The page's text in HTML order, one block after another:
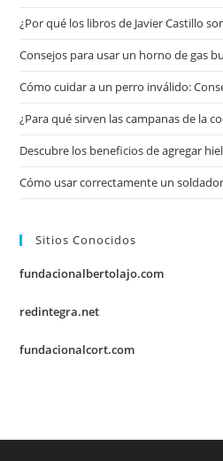
¿Por qué los libros de Javier Castillo
Consejos para usar un horno de gas
Cómo cuidar a un perro inválido:
¿Para qué sirven las campanas de la
Descubre los beneficios de agregar
Cómo usar correctamente un
Sitios Conocidos
fundacionalbertolajo.com
redintegra.net
fundacionalcort.com